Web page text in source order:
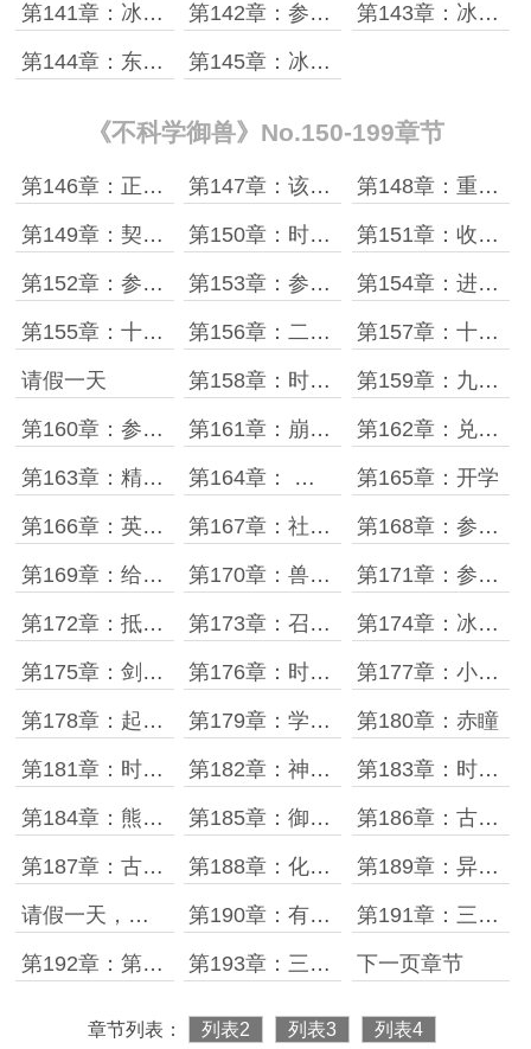
第141章：冰龙雪山 第142章：参宝宝的攻击技 第143章：冰龙爸爸我来了
第144章：东煌起源 第145章：冰原历史真相
《不科学御兽》No.150-199章节
第146章：正式成为十一局成员 第147章：该我时宇自己开挂了 第148章：重回古都
第149章：契约参宝宝 第150章：时宇大闹植物园 第151章：收录蓄能光束
第152章：参宝宝也想进化 第153章：参贯光杀炮 第154章：进化铠甲完成
第155章：十一进化 第156章：二段进化无敌霸主 第157章：十一的新种族技能
请假一天 第158章：时宇的晋升考试 第159章：九黎形态的实力
第160章：参宝宝也突破了 第161章：崩溃的虫虫 第162章：兑换进化材料
第163章：精神空间龙 第164章： 虫虫也进化了 第165章：开学
第166章：英灵遗迹 第167章：社团招新开始 第168章：参宝宝神威
第169章：给你机会不中用啊 第170章：兽耳娘の厚望 第171章：参宝宝的进化方法
第172章：抵达英灵遗迹 第173章：召唤英灵 第174章：冰龙大将军
第175章：剑灵附体 第176章：时宇vs穆徽音 第177章：小剑灵诞生
第178章：起名废 第179章：学姐来了 第180章：赤瞳
第181章：时宇与时帝的对视 第182章：神秘水晶 第183章：时空钥匙
第184章：熊猫学姐的新发现 第185章：御兽师十一上线 第186章：古都大学的诡异现象
第187章：古代霸主霸王龙 第188章：化蝶大会 第189章：异国的御兽师
请假一天，更新延迟 第190章：有朋自远方来必先苦其心志 第191章：三个月
第192章：第一届队内大会计划 第193章：三三突破 下一页章节
章节列表： 列表2 列表3 列表4